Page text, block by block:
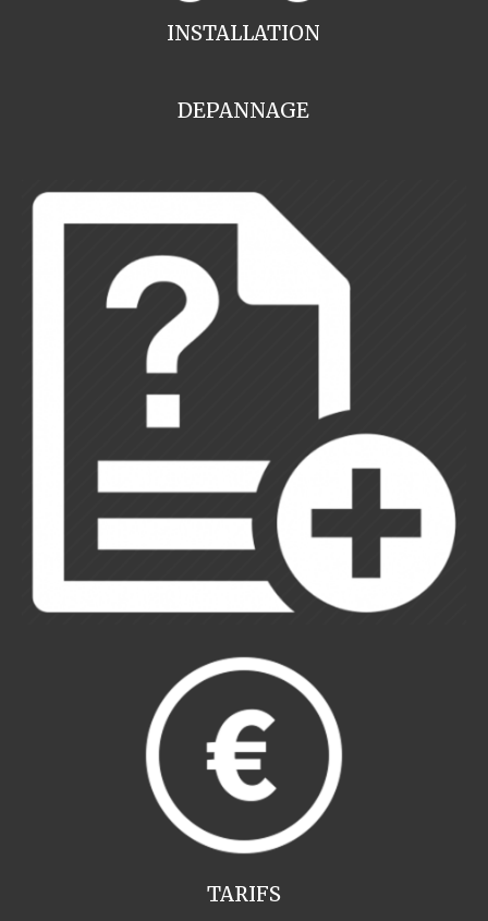
INSTALLATION
DEPANNAGE
TARIFS